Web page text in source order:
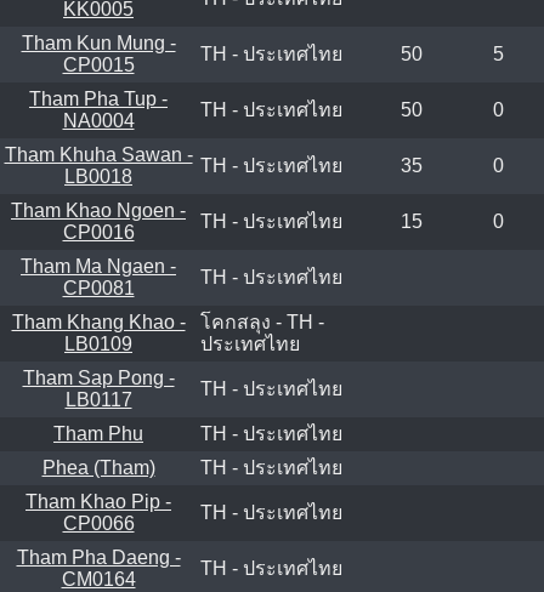
KK0005
Tham Kun Mung -
CP0015
TH - ประเทศไทย 50 5
Tham Pha Tup -
NA0004
TH - ประเทศไทย 50 0
Tham Khuha Sawan -
LB0018
TH - ประเทศไทย 35 0
Tham Khao Ngoen -
CP0016
TH - ประเทศไทย 15 0
Tham Ma Ngaen -
CP0081
TH - ประเทศไทย
Tham Khang Khao -
LB0109
โคกสลุง - TH -
ประเทศไทย
Tham Sap Pong -
LB0117
TH - ประเทศไทย
Tham Phu
TH - ประเทศไทย
Phea (Tham)
TH - ประเทศไทย
Tham Khao Pip -
CP0066
TH - ประเทศไทย
Tham Pha Daeng -
CM0164
TH - ประเทศไทย